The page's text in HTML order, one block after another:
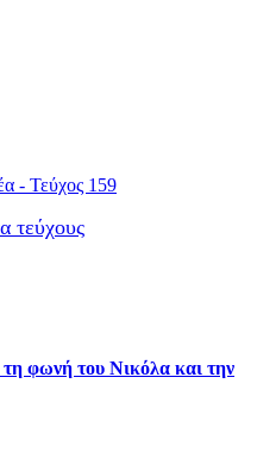
τεύχους
φωνή του Νικόλα και την